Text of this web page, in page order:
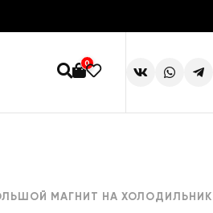
0
МАГНИТ НА ХОЛОДИЛЬНИК